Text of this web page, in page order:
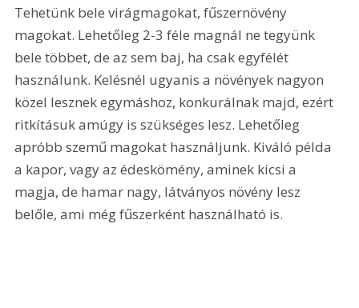
Tehetünk bele virágmagokat, fűszernövény
magokat. Lehetőleg 2-3 féle magnál ne tegyünk
bele többet, de az sem baj, ha csak egyfélét
használunk. Kelésnél ugyanis a növények nagyon
közel lesznek egymáshoz, konkurálnak majd, ezért
ritkításuk amúgy is szükséges lesz. Lehetőleg
apróbb szemű magokat használjunk. Kiváló példa
a kapor, vagy az édeskömény, aminek kicsi a
magja, de hamar nagy, látványos növény lesz
belőle, ami még fűszerként használható is.